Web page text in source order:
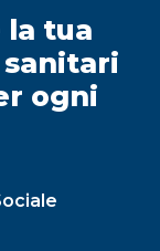
la tua
ogni